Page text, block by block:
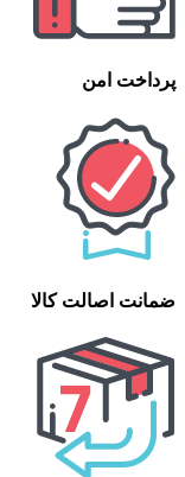
پرداخت امن
ضمانت اصالت کالا